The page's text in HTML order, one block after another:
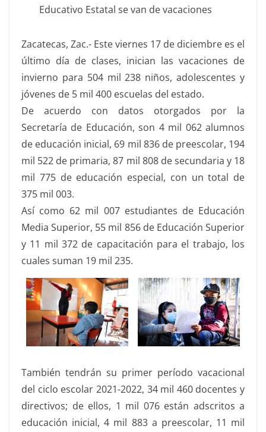
Educativo Estatal se van de vacaciones
Zacatecas, Zac.- Este viernes 17 de diciembre es el
último día de clases, inician las vacaciones de
invierno para 504 mil 238 niños, adolescentes y
jóvenes de 5 mil 400 escuelas del estado.
De acuerdo con datos otorgados por la
Secretaría de Educación, son 4 mil 062 alumnos
de educación inicial, 69 mil 836 de preescolar, 194
mil 522 de primaria, 87 mil 808 de secundaria y 18
mil 775 de educación especial, con un total de
375 mil 003.
Así como 62 mil 007 estudiantes de Educación
Media Superior, 55 mil 856 de Educación Superior
y 11 mil 372 de capacitación para el trabajo, los
cuales suman 19 mil 235.
También tendrán su primer período vacacional
del ciclo escolar 2021-2022, 34 mil 460 docentes y
directivos; de ellos, 1 mil 076 están adscritos a
educación inicial, 4 mil 883 a preescolar, 11 mil